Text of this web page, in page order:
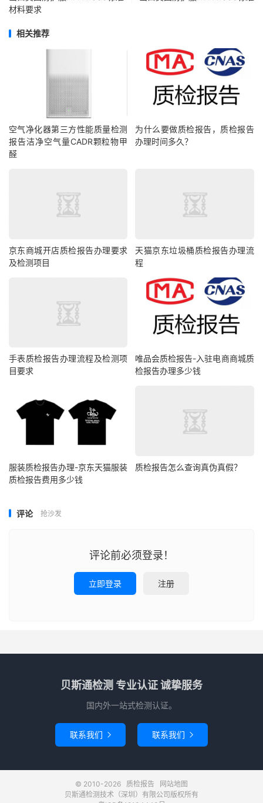
材料要求
相关推荐
空气净化器第三方性能质量检测
报告洁净空气量CADR颗粒物甲
醛
为什么要做质检报告，质检报告
办理时间多久？
京东商城开店质检报告办理要求
及检测项目
天猫京东垃圾桶质检报告办理流
程
手表质检报告办理流程及检测项
目要求
唯品会质检报告-入驻电商商城质
检报告办理多少钱
服装质检报告办理-京东天猫服装
质检报告费用多少钱
质检报告怎么查询真伪真假？
评论 抢沙发
评论前必须登录！
立即登录 注册
贝斯通检测 专业认证 诚挚服务
国内外一站式检测认证。
联系我们  联系我们 
© 2010-2026 质检报告
网站地图
贝斯通检测技术（深圳）有限公司版权所有